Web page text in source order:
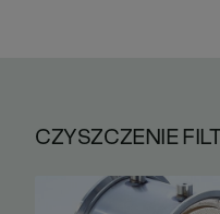
CZYSZCZENIE